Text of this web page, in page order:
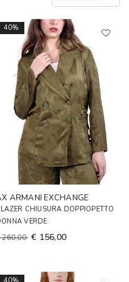
40%
ARMANI EXCHANGE
CHIUSURA DOPPIOPETTO
VERDE
260,00 € 156,00